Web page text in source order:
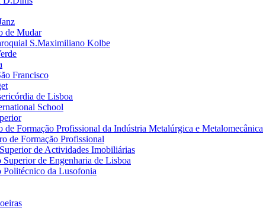
de Mudar
S.Maximiliano Kolbe
Francisco
de Lisboa
School
Formação Profissional da Indústria Metalúrgica e Metalomecânica
de Formação Profissional
de Actividades Imobiliárias
de Engenharia de Lisboa
da Lusofonia